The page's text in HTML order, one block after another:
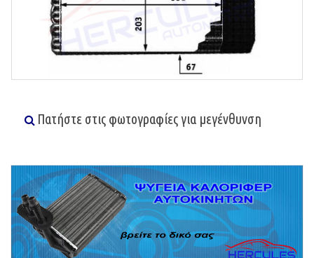
Πατήστε στις φωτογραφίες για μεγένθυνση